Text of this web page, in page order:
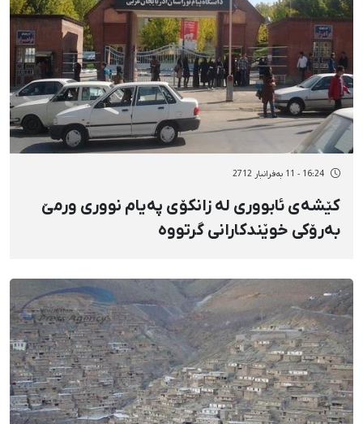
16:24 - 11 بەفرانبار 2712
کێشەی ئابووری لە زانکۆی پەیام نووری ورمێ
بەرۆکی خوێندکارانی گرتووە